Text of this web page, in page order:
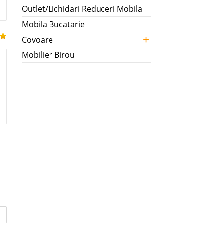
Outlet/Lichidari Reduceri Mobila
Mobila Bucatarie
Covoare
+
Mobilier Birou